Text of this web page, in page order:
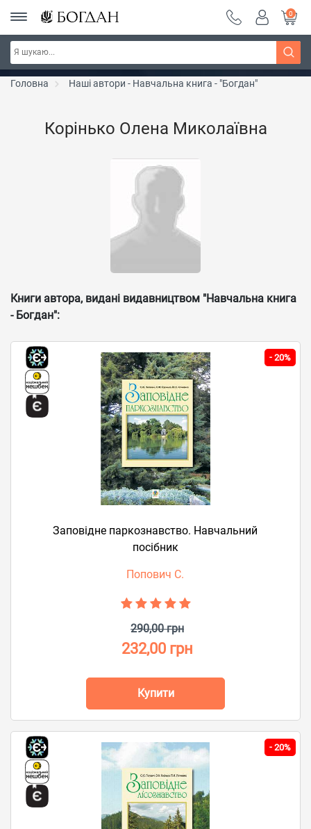
РОЗПРОДАЖ ~ 150 грн ~ 200 грн ~ 250 грн ~
300 грн ~ РОЗПРОДАЖ
Дізнатись більше
0
Головна Наші автори - Навчальна книга - "Богдан"
Корінько Олена Миколаївна
Книги автора, видані видавництвом "Навчальна книга
- Богдан":
- 20%
Заповідне паркознавство. Навчальний
посібник
Попович С.
290,00 грн
232,00 грн
Купити
- 20%